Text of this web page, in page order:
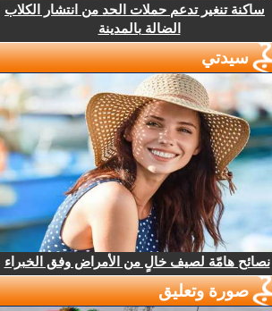
ساكنة تنغير تدعم حملات الحد من انتشار الكلاب
الضالة بالمدينة
سيدتي
نصائح هامّة لصيف خالٍ من الأمراض وفق الخبراء
صورة وتعليق